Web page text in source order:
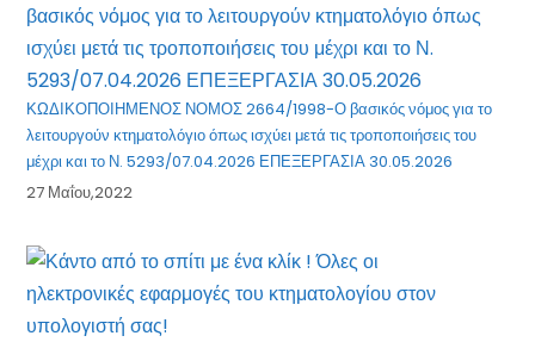
ΚΩΔΙΚΟΠΟΙΗΜΕΝΟΣ ΝΟΜΟΣ 2664/1998-Ο βασικός νόμος για το
λειτουργούν κτηματολόγιο όπως ισχύει μετά τις τροποποιήσεις του
μέχρι και το Ν. 5293/07.04.2026 ΕΠΕΞΕΡΓΑΣΙΑ 30.05.2026
27 Μαΐου,2022